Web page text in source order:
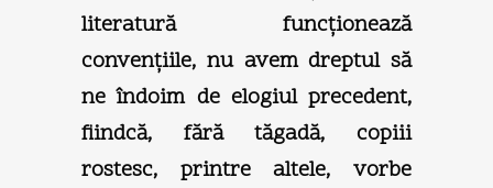
literatură funcţionează
convenţiile, nu avem dreptul să
ne îndoim de elogiul precedent,
fiindcă, fără tăgadă, copiii
rostesc, printre altele, vorbe